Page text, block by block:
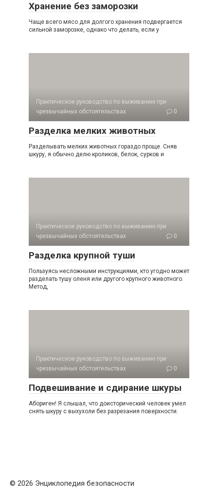
Хранение без заморозки
Чаще всего мясо для долгого хранения подвергается
сильной замо­розке, однако что делать, если у
Практическое руководство по выживанию при
чрезвычайных обстоятельствах
0
Разделка мелких животных
Разделывать мелких животных гораздо проще. Сняв
шкуру, я обычно делю кроликов, белок, сурков и
Практическое руководство по выживанию при
чрезвычайных обстоятельствах
0
Разделка крупной туши
Пользуясь несложными инструкциями, кто угодно может
разделать тушу оленя или другого крупного животного.
Метод,
Практическое руководство по выживанию при
чрезвычайных обстоятельствах
0
Подвешивание и сдирание шкуры
Абориген! Я слышал, что доисторический человек умел
снять шкуру с выхухоли без разрезания поверхности.
© 2026 Энциклопедия безопасности